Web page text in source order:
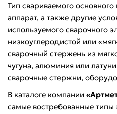
Тип свариваемого
аппарат, а также другие
используемого сварочного
низкоуглеродистой или
сварочный стержень из
чугуна, алюминия или
сварочные стержни,
В каталоге компании
самые востребованные